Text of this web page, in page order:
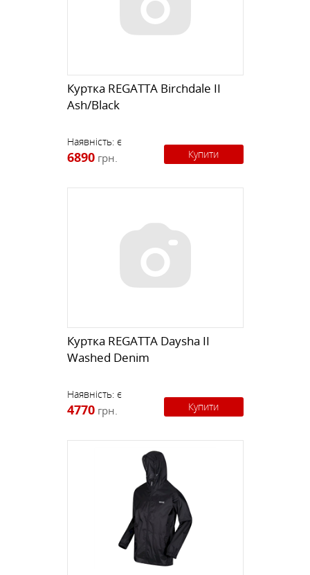
Куртка REGATTA Birchdale II
Ash/Black
Наявність: є
6890 грн. Купити
Куртка REGATTA Daysha II
Washed Denim
Наявність: є
4770 грн. Купити